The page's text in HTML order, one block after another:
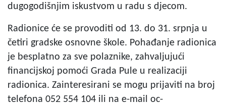
dugogodišnjim iskustvom u radu s djecom.
Radionice će se provoditi od 13. do 31. srpnja u
četiri gradske osnovne škole. Pohađanje radionica
je besplatno za sve polaznike, zahvaljujući
financijskoj pomoći Grada Pule u realizaciji
radionica. Zainteresirani se mogu prijaviti na broj
telefona 052 554 104 ili na e-mail oc-